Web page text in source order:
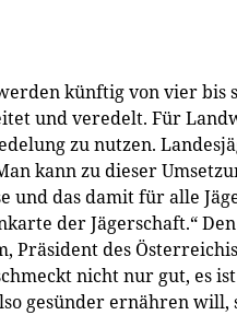
künftig von vier
und veredelt. Für
zu nutzen.
kann zu dieser
und das damit für alle
der Jägerschaft.“
Präsident des
nicht nur gut, es
gesünder ernähren